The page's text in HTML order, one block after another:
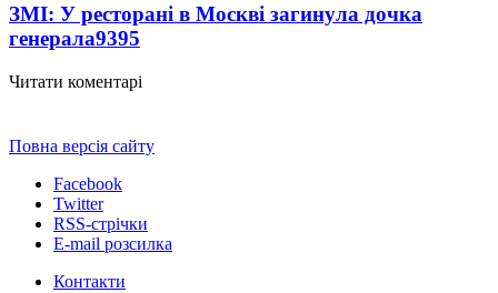
ЗМІ: У ресторані в Москві загинула дочка
генерала9395
Читати коментарі
Повна версія сайту
Facebook
Twitter
RSS-стрічки
E-mail розсилка
Контакти